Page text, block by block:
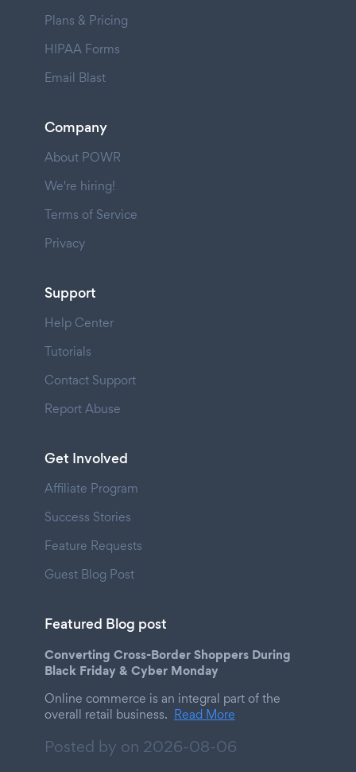
Plans & Pricing
HIPAA Forms
Email Blast
Company
About POWR
We're hiring!
Terms of Service
Privacy
Support
Help Center
Tutorials
Contact Support
Report Abuse
Get Involved
Affiliate Program
Success Stories
Feature Requests
Guest Blog Post
Featured Blog post
Converting Cross-Border Shoppers During
Black Friday & Cyber Monday
Online commerce is an integral part of the
overall retail business. Read More
Posted by on 2026-08-06